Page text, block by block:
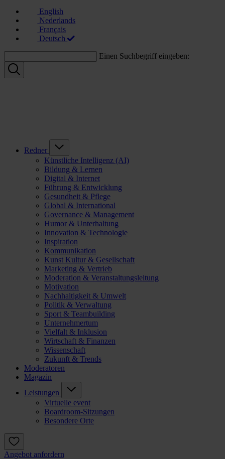
English
Nederlands
Français
Deutsch
Einen Suchbegriff eingeben:
Redner
Künstliche Intelligenz (AI)
Bildung & Lernen
Digital & Internet
Führung & Entwicklung
Gesundheit & Pflege
Global & International
Governance & Management
Humor & Unterhaltung
Innovation & Technologie
Inspiration
Kommunikation
Kunst Kultur & Gesellschaft
Marketing & Vertrieb
Moderation & Veranstaltungsleitung
Motivation
Nachhaltigkeit & Umwelt
Politik & Verwaltung
Sport & Teambuilding
Unternehmertum
Vielfalt & Inklusion
Wirtschaft & Finanzen
Wissenschaft
Zukunft & Trends
Moderatoren
Magazin
Leistungen
Virtuelle event
Boardroom-Sitzungen
Besondere Orte
Angebot anfordern